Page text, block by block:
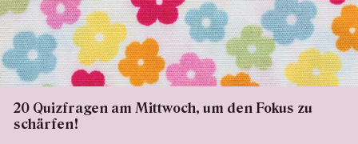
20 Quizfragen am Mittwoch, um den Fokus zu
schärfen!